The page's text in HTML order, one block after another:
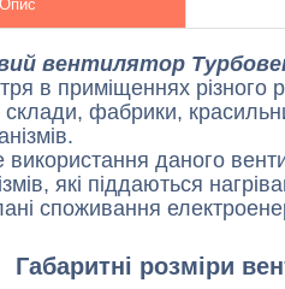
Опис
вентилятор
в приміщеннях
фабрики,
даного
які піддаються
споживання
Габаритні розміри